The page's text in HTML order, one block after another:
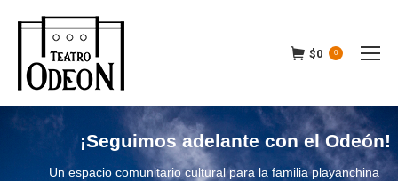
$0 0
¡Seguimos adelante con el Odeón!
Un espacio comunitario cultural para la familia playanchina